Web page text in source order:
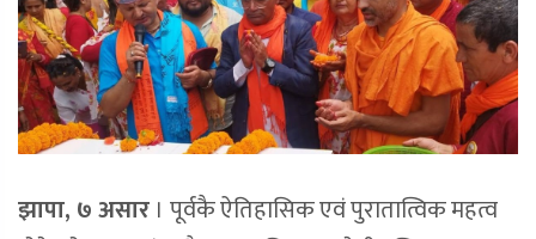
झापा, ७ असार । पूर्वकै ऐतिहासिक एवं पुरातात्विक महत्व